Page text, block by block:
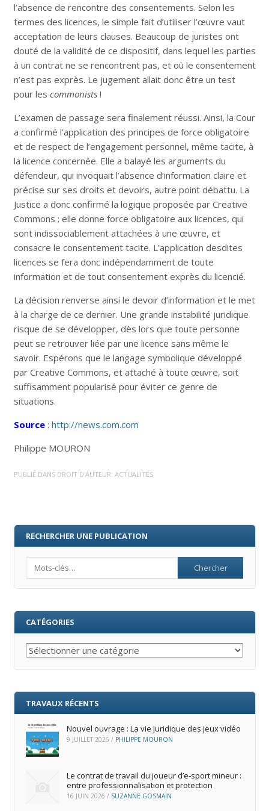
l’absence de rencontre des consentements. Selon les
termes des licences, le simple fait d’utiliser l’œuvre vaut
acceptation de leurs clauses. Beaucoup de juristes ont
douté de la validité de ce dispositif, dans lequel les parties
à un contrat ne se rencontrent pas, et où le consentement
n’est pas exprès. Le jugement allait donc être un test
pour les commonists!
L’examen de passage sera finalement réussi. Ainsi, la Cour
a confirmé l’application des principes de force obligatoire
et de respect de l’engagement personnel, même tacite, à
la licence concernée. Elle a balayé les arguments du
défendeur, qui invoquait l’absence d’information claire et
précise sur ses droits et devoirs, autre point débattu. La
Justice a donc confirmé la logique proposée par Creative
Commons ; elle donne force obligatoire aux licences, qui
sont indissociablement attachées à une œuvre, et
consacre le consentement tacite. L’application desdites
licences se fera donc indépendamment de toute
information et de tout consentement exprès du licencié.
La décision renverse ainsi le devoir d’information et le met
à la charge de ce dernier. Une grande instabilité juridique
risque de se développer, dès lors que toute personne
peut se retrouver liée par une licence sans même le
savoir. Espérons que le langage symbolique développé
par Creative Commons, et attaché à toute œuvre, soit
suffisamment popularisé pour éviter ce genre de
situations.
Source: http://news.com.com
Philippe MOURON
PUBLIÉ DANS DROIT D'AUTEUR: ACTUALITÉS
RECHERCHER UNE PUBLICATION
CATÉGORIES
Catégories
TRAVAUX RÉCENTS
Nouvel ouvrage : La vie juridique des jeux vidéo
9 JUILLET 2026 / PHILIPPE MOURON
Le contrat de travail du joueur d’e‑sport mineur :
entre professionnalisation et protection
16 JUIN 2026 / SUZANNE GOSMAIN